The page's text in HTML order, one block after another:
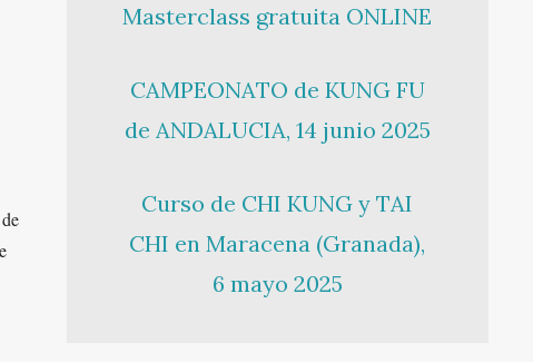
Masterclass gratuita ONLINE
CAMPEONATO de KUNG FU
de ANDALUCIA, 14 junio 2025
Curso de CHI KUNG y TAI
CHI en Maracena (Granada),
6 mayo 2025